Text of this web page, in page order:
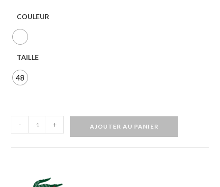
COULEUR
TAILLE
48
- + AJOUTER AU PANIER